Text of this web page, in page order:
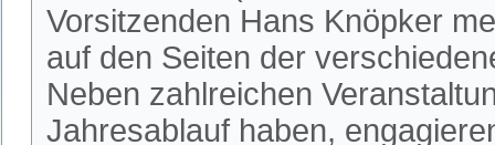
Vorsitzenden Hans Knöpker
auf den Seiten der
Neben zahlreichen
Jahresablauf haben,